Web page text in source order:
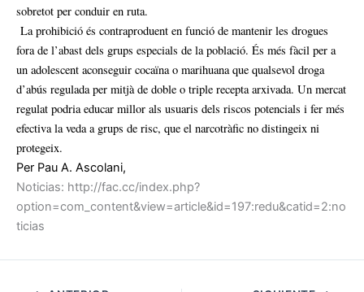
sobretot per conduir en ruta.
La prohibició és contraproduent en funció de mantenir les drogues
fora de l’abast dels grups especials de la població. És més fàcil per a
un adolescent aconseguir cocaïna o marihuana que qualsevol droga
d’abús regulada per mitjà de doble o triple recepta arxivada. Un mercat
regulat podria educar millor als usuaris dels riscos potencials i fer més
efectiva la veda a grups de risc, que el narcotràfic no distingeix ni
protegeix.
Per Pau A. Ascolani,
Noticias: http://fac.cc/index.php?
option=com_content&view=article&id=197:redu&catid=2:no
ticias